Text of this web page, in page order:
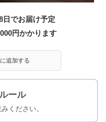
日でお届け予定
円かかります
追加する
ール
ください。